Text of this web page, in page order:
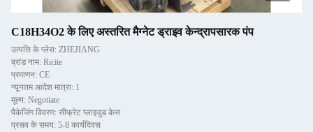
C18H34O2 के लिए अस्तरित मैग्नेट ड्राइव केन्द्रापसारक पंप
उत्पत्ति के प्लेस: ZHEJIANG
ब्रांड नाम: Ricite
प्रमाणन: CE
न्यूनतम आदेश मात्रा: 1
मूल्य: Negotiate
पैकेजिंग विवरण: सीफ्रेट प्लाइवुड केस
प्रसव के समय: 5-8 कार्यदिवस